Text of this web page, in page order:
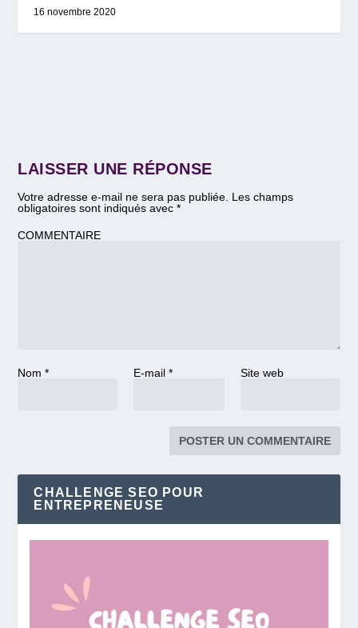
16 novembre 2020
LAISSER UNE RÉPONSE
Votre adresse e-mail ne sera pas publiée. Les champs
obligatoires sont indiqués avec*
COMMENTAIRE
Nom* E-mail * Site web
CHALLENGE SEO POUR
ENTREPRENEUSE